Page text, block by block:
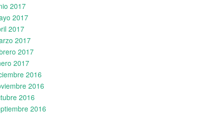
2017
2017
2017
2017
2017
2017
2016
2016
2016
2016